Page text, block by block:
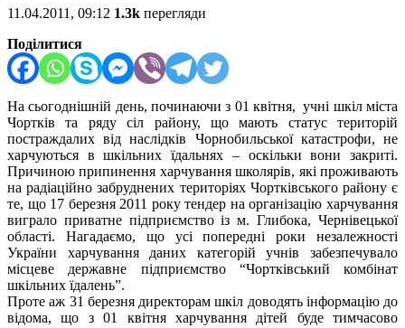
11.04.2011, 09:12 1.3k перегляди
Поділитися
На сьогоднішній день, починаючи з 01 квітня, учні шкіл міста
Чортків та ряду сіл району, що мають статус територій
постраждалих від наслідків Чорнобильської катастрофи, не
харчуються в шкільних їдальнях – оскільки вони закриті.
Причиною припинення харчування школярів, які проживають
на радіаційно забруднених територіях Чортківського району є
те, що 17 березня 2011 року тендер на організацію харчування
виграло приватне підприємство із м. Глибока, Чернівецької
області. Нагадаємо, що усі попередні роки незалежності
України харчування даних категорій учнів забезпечувало
місцеве державне підприємство “Чортківський комбінат
шкільних їдалень”.
Проте аж 31 березня директорам шкіл доводять інформацію до
відома, що з 01 квітня харчування дітей буде тимчасово